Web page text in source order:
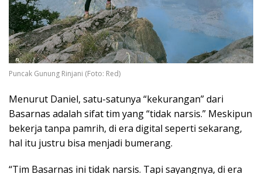
Puncak Gunung Rinjani (Foto: Red)
Menurut Daniel, satu-satunya “kekurangan” dari
Basarnas adalah sifat tim yang “tidak narsis.” Meskipun
bekerja tanpa pamrih, di era digital seperti sekarang,
hal itu justru bisa menjadi bumerang.
“Tim Basarnas ini tidak narsis. Tapi sayangnya, di era